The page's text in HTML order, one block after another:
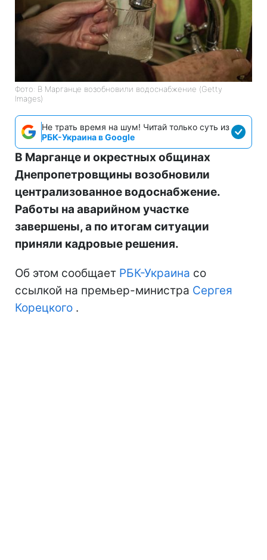
Фото: В Марганце возобновили водоснабжение (Getty
Images)
Не трать время на шум! Читай только суть из
РБК-Украина в Google
В Марганце и окрестных общинах
Днепропетровщины возобновили
централизованное водоснабжение.
Работы на аварийном участке
завершены, а по итогам ситуации
приняли кадровые решения.
Об этом сообщает РБК-Украина со
ссылкой на премьер-министра Сергея
Корецкого .